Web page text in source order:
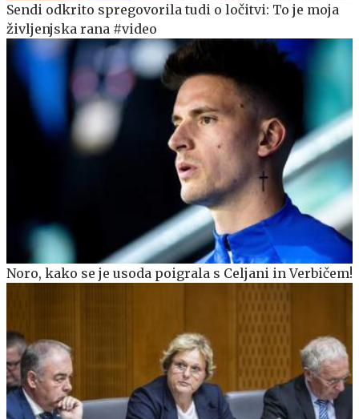
Sendi odkrito spregovorila tudi o ločitvi: To je moja
življenjska rana #video
Noro, kako se je usoda poigrala s Celjani in Verbičem!